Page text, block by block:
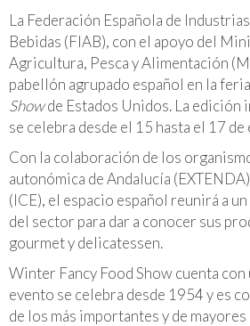
La Federación Española de
Bebidas (FIAB), con el apoyo del
Agricultura, Pesca y Alimentación
pabellón agrupado español en la feria
Showde Estados Unidos. La edición
se celebra desde el 15 hasta el 17 de
Con la colaboración de los
autonómica de Andalucía
(ICE), el espacio español reunirá a
del sector para dar a conocer sus
gourmet y delicatessen.
Winter Fancy Food Show cuenta con
evento se celebra desde 1954 y es
de los más importantes y de